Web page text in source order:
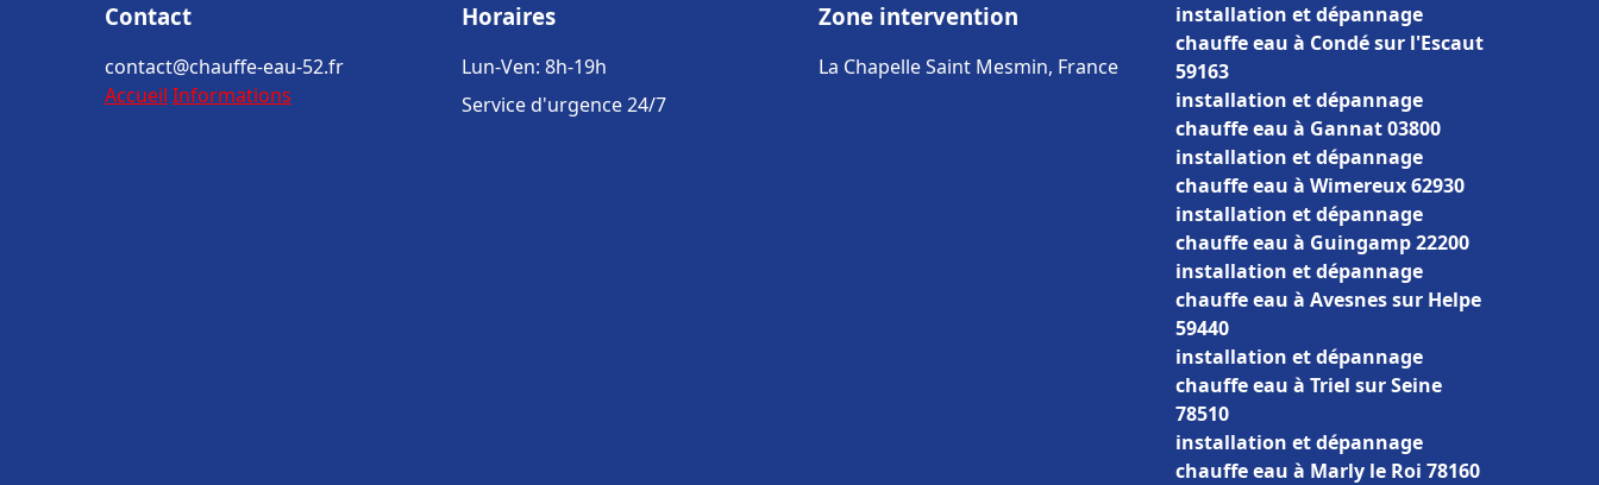
Contact
contact@chauffe-eau-52.fr
Accueil Informations
Horaires
Lun-Ven: 8h-19h
Service d'urgence 24/7
Zone intervention
La Chapelle Saint Mesmin, France
installation et dépannage
chauffe eau à Condé sur l'Escaut
59163
installation et dépannage
chauffe eau à Gannat 03800
installation et dépannage
chauffe eau à Wimereux 62930
installation et dépannage
chauffe eau à Guingamp 22200
installation et dépannage
chauffe eau à Avesnes sur Helpe
59440
installation et dépannage
chauffe eau à Triel sur Seine
78510
installation et dépannage
chauffe eau à Marly le Roi 78160